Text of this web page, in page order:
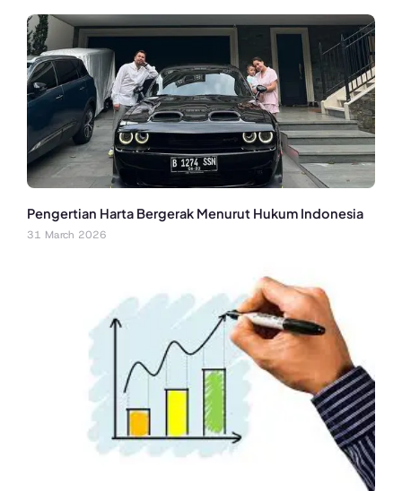
Pengertian Harta Bergerak Menurut Hukum Indonesia
31 March 2026